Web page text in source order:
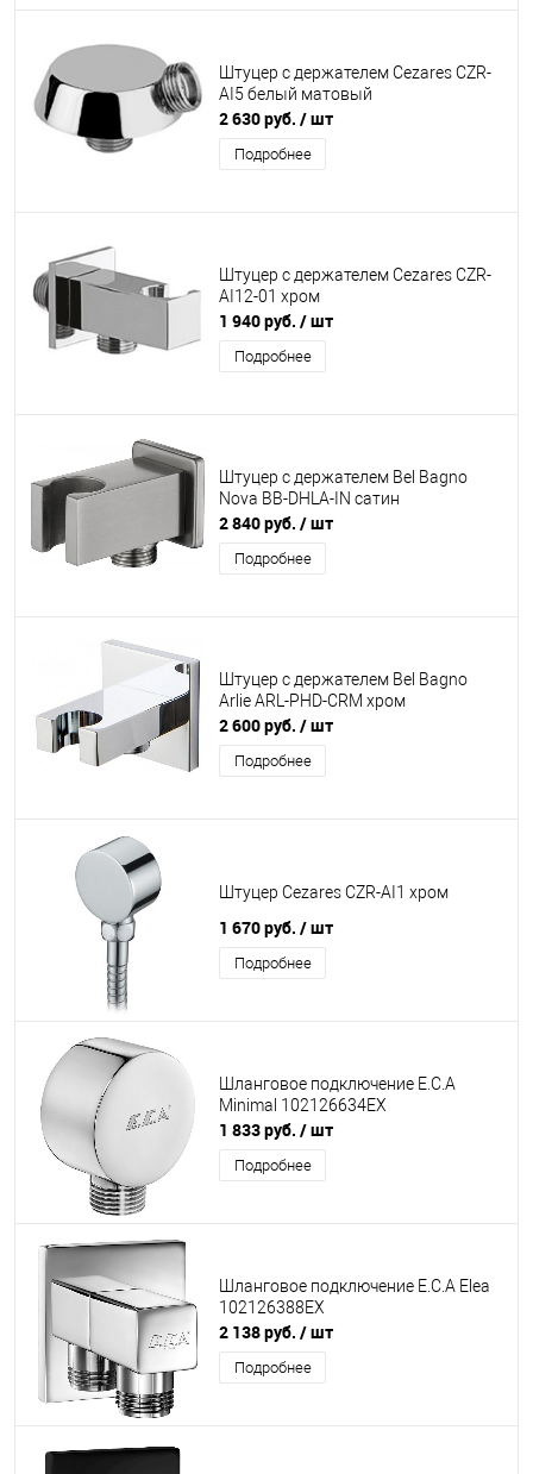
Штуцер с держателем Cezares CZR-
AI5 белый матовый
2 630 руб. / шт
Подробнее
Штуцер с держателем Cezares CZR-
AI12-01 хром
1 940 руб. / шт
Подробнее
Штуцер с держателем Bel Bagno
Nova BB-DHLA-IN сатин
2 840 руб. / шт
Подробнее
Штуцер с держателем Bel Bagno
Arlie ARL-PHD-CRM хром
2 600 руб. / шт
Подробнее
Штуцер Cezares CZR-AI1 хром
1 670 руб. / шт
Подробнее
Шланговое подключение E.C.A
Minimal 102126634EX
1 833 руб. / шт
Подробнее
Шланговое подключение E.C.A Elea
102126388EX
2 138 руб. / шт
Подробнее